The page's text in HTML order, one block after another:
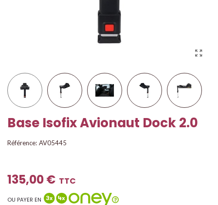
Base Isofix Avionaut Dock 2.0
Référence: AV05445
135,00 € TTC
OU PAYER EN